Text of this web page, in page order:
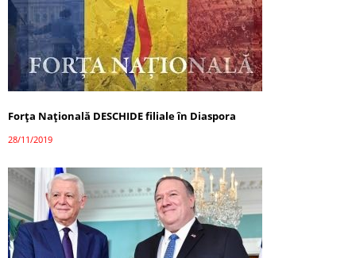
Forța Națională DESCHIDE filiale în Diaspora
28/11/2019